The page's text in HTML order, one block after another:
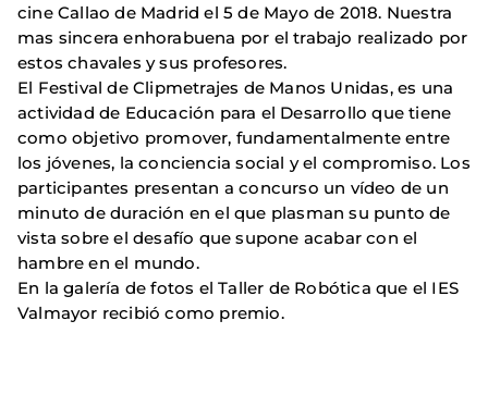
cine Callao de Madrid el 5 de Mayo de 2018. Nuestra
mas sincera enhorabuena por el trabajo realizado por
estos chavales y sus profesores.
El Festival de Clipmetrajes de Manos Unidas, es una
actividad de Educación para el Desarrollo que tiene
como objetivo promover, fundamentalmente entre
los jóvenes, la conciencia social y el compromiso. Los
participantes presentan a concurso un vídeo de un
minuto de duración en el que plasman su punto de
vista sobre el desafío que supone acabar con el
hambre en el mundo.
En la galería de fotos el Taller de Robótica que el IES
Valmayor recibió como premio.